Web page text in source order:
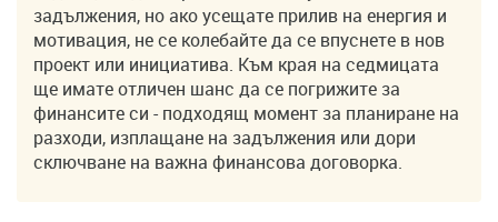
задължения, но ако усещате прилив на енергия и
мотивация, не се колебайте да се впуснете в нов
проект или инициатива. Към края на седмицата
ще имате отличен шанс да се погрижите за
финансите си - подходящ момент за планиране на
разходи, изплащане на задължения или дори
сключване на важна финансова договорка.